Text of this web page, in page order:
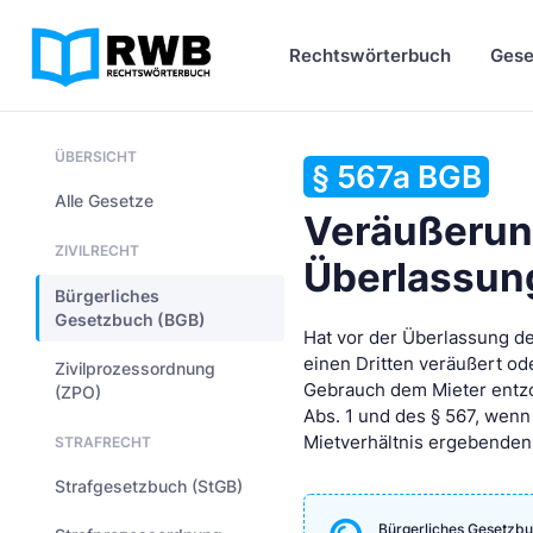
Rechtswörterbuch
ÜBERSICHT
Alle Gesetze
ZIVILRECHT
Bürgerliches
Gesetzbuch (BGB)
Zivilprozessordnung
(ZPO)
STRAFRECHT
Strafgesetzbuch (StGB)
§ 567a BGB
Hat vor der Überlassung
einen Dritten veräußert
Gebrauch dem Mieter
Abs. 1 und des § 567,
Mietverhältnis
Bürgerliches